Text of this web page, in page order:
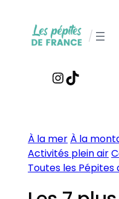
contenu
/
Instagram
TikTok
À la mer À la
Activités plein air
Toutes les Pépites